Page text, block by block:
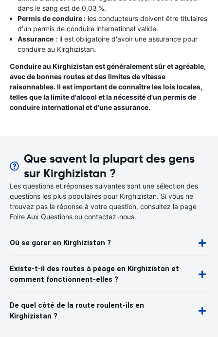
dans le sang est de 0,03 %.
Permis de conduire : les conducteurs doivent être titulaires
d'un permis de conduire international valide.
Assurance : il est obligatoire d'avoir une assurance pour
conduire au Kirghizistan.
Conduire au Kirghizistan est généralement sûr et agréable,
avec de bonnes routes et des limites de vitesse
raisonnables. Il est important de connaître les lois locales,
telles que la limite d'alcool et la nécessité d'un permis de
conduire international et d'une assurance.
Que savent la plupart des gens
sur Kirghizistan ?
Les questions et réponses suivantes sont une sélection des
questions les plus populaires pour Kirghizistan. Si vous ne
trouvez pas la réponse à votre question, consultez la page
Foire Aux Questions ou contactez-nous.
Où se garer en Kirghizistan ?
Existe-t-il des routes à péage en Kirghizistan et
comment fonctionnent-elles ?
De quel côté de la route roulent-ils en
Kirghizistan ?